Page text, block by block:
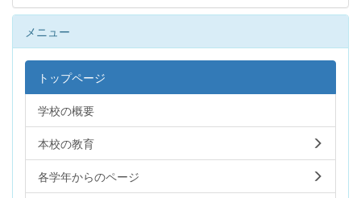
メニュー
トップページ
学校の概要
本校の教育
各学年からのページ